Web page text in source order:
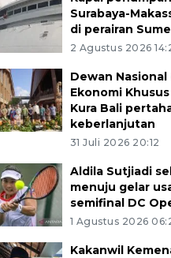
Surabaya-
di perairan
2 Agustus 2026
Dewan Nasional
Ekonomi
Kura Bali
keberlanjutan
31 Juli 2026 20:12
Aldila Sutjiadi
menuju gelar
semifinal DC
1 Agustus 2026
Kakanwil